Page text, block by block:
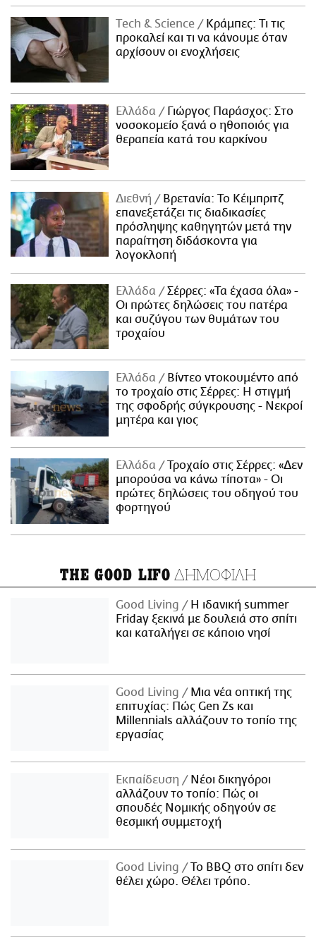
Τech & Science
Κράμπες: Τι τις
προκαλεί και τι να κάνουμε όταν
αρχίσουν οι ενοχλήσεις
Ελλάδα
Γιώργος Παράσχος: Στο
νοσοκομείο ξανά ο ηθοποιός για
θεραπεία κατά του καρκίνου
Διεθνή
Βρετανία: Το Κέιμπριτζ
επανεξετάζει τις διαδικασίες
πρόσληψης καθηγητών μετά την
παραίτηση διδάσκοντα για
λογοκλοπή
Ελλάδα
Σέρρες: «Τα έχασα όλα» -
Οι πρώτες δηλώσεις του πατέρα
και συζύγου των θυμάτων του
τροχαίου
Ελλάδα
Βίντεο ντοκουμέντο από
το τροχαίο στις Σέρρες: Η στιγμή
της σφοδρής σύγκρουσης - Νεκροί
μητέρα και γιος
Ελλάδα
Τροχαίο στις Σέρρες: «Δεν
μπορούσα να κάνω τίποτα» - Οι
πρώτες δηλώσεις του οδηγού του
φορτηγού
THE GOOD LIFO ΔΗΜΟΦΙΛΗ
Good Living
Η ιδανική summer
Friday ξεκινά με δουλειά στο σπίτι
και καταλήγει σε κάποιο νησί
Good Living
Μια νέα οπτική της
επιτυχίας: Πώς Gen Zs και
Millennials αλλάζουν το τοπίο της
εργασίας
Εκπαίδευση
Νέοι δικηγόροι
αλλάζουν το τοπίο: Πώς οι
σπουδές Νομικής οδηγούν σε
θεσμική συμμετοχή
Good Living
Το BBQ στο σπίτι δεν
θέλει χώρο. Θέλει τρόπο.